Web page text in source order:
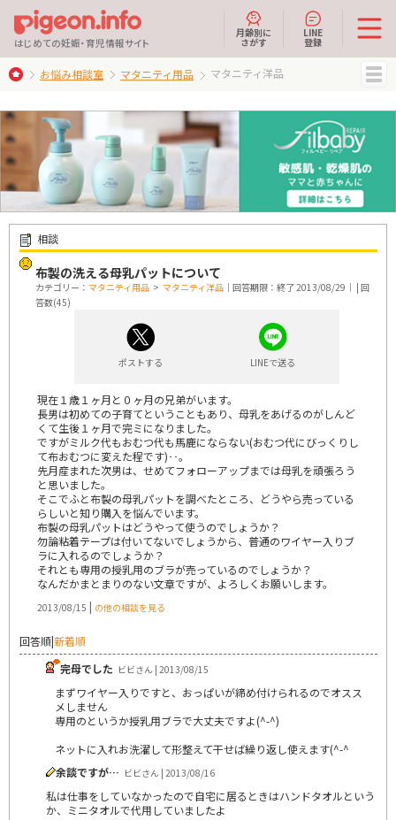
はじめての妊娠・育児情報サイト
月齢別に
さがす
LINE
登録
お悩み相談室 マタニティ用品 マタニティ洋品
相談
布製の洗える母乳パットについて
カテゴリー： マタニティ用品 > マタニティ洋品 ｜回答期限：終了 2013/08/29｜ | 回
答数(45)
ポストする LINEで送る
現在１歳１ヶ月と０ヶ月の兄弟がいます。
長男は初めての子育てということもあり、母乳をあげるのがしんど
くて生後１ヶ月で完ミになりました。
ですがミルク代もおむつ代も馬鹿にならない(おむつ代にびっくりし
て布おむつに変えた程です)‥。
先月産まれた次男は、せめてフォローアップまでは母乳を頑張ろう
と思いました。
そこでふと布製の母乳パットを調べたところ、どうやら売っている
らしいと知り購入を悩んでいます。
布製の母乳パットはどうやって使うのでしょうか？
勿論粘着テープは付いてないでしょうから、普通のワイヤー入りブ
ラに入れるのでしょうか？
それとも専用の授乳用のブラが売っているのでしょうか？
なんだかまとまりのない文章ですが、よろしくお願いします。
2013/08/15 | の他の相談を見る
回答順|新着順
完母でした ビビさん | 2013/08/15
まずワイヤー入りですと、おっぱいが締め付けられるのでオスス
メしません
専用のというか授乳用ブラで大丈夫ですよ(^-^)
ネットに入れお洗濯して形整えて干せば繰り返し使えます(^-^
余談ですが… ビビさん | 2013/08/16
私は仕事をしていなかったので自宅に居るときはハンドタオルという
か、ミニタオルで代用していましたよ